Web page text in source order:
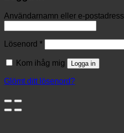
Användarnamn eller e-postadress
Lösenord *
Kom ihåg mig Logga in
Glömt ditt lösenord?